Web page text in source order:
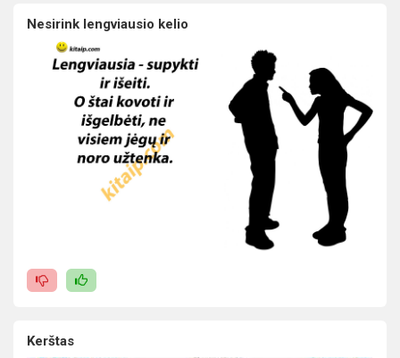
Nesirink lengviausio kelio
Kerštas